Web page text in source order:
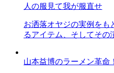
人の服見て我が服直せ
お洒落オヤジの実例をも
るアイテム、そしてその
山本益博のラーメン革命！